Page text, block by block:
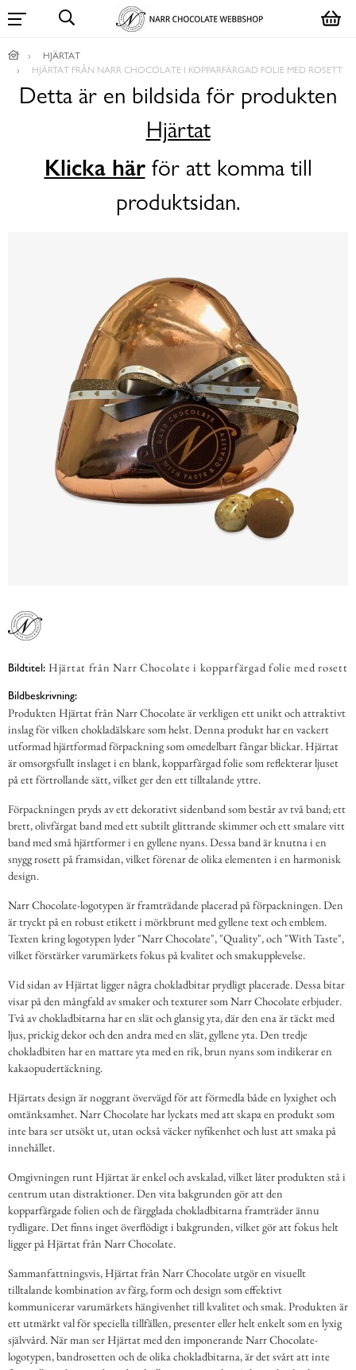
HJÄRTAT
HJÄRTAT FRÅN NARR CHOCOLATE I KOPPARFÄRGAD FOLIE MED ROSETT
Detta är en bildsida för produkten
Hjärtat
Klicka härför att komma till
produktsidan.
Bildtitel: Hjärtat från Narr Chocolate i kopparfärgad folie med rosett
Bildbeskrivning:
Produkten Hjärtat från Narr Chocolate är verkligen ett unikt och attraktivt
inslag för vilken chokladälskare som helst. Denna produkt har en vackert
utformad hjärtformad förpackning som omedelbart fångar blickar. Hjärtat
är omsorgsfullt inslaget i en blank, kopparfärgad folie som reflekterar ljuset
på ett förtrollande sätt, vilket ger den ett tilltalande yttre.
Förpackningen pryds av ett dekorativt sidenband som består av två band; ett
brett, olivfärgat band med ett subtilt glittrande skimmer och ett smalare vitt
band med små hjärtformer i en gyllene nyans. Dessa band är knutna i en
snygg rosett på framsidan, vilket förenar de olika elementen i en harmonisk
design.
Narr Chocolate-logotypen är framträdande placerad på förpackningen. Den
är tryckt på en robust etikett i mörkbrunt med gyllene text och emblem.
Texten kring logotypen lyder "Narr Chocolate", "Quality", och "With Taste",
vilket förstärker varumärkets fokus på kvalitet och smakupplevelse.
Vid sidan av Hjärtat ligger några chokladbitar prydligt placerade. Dessa bitar
visar på den mångfald av smaker och texturer som Narr Chocolate erbjuder.
Två av chokladbitarna har en slät och glansig yta, där den ena är täckt med
ljus, prickig dekor och den andra med en slät, gyllene yta. Den tredje
chokladbiten har en mattare yta med en rik, brun nyans som indikerar en
kakaopudertäckning.
Hjärtats design är noggrant övervägd för att förmedla både en lyxighet och
omtänksamhet. Narr Chocolate har lyckats med att skapa en produkt som
inte bara ser utsökt ut, utan också väcker nyfikenhet och lust att smaka på
innehållet.
Omgivningen runt Hjärtat är enkel och avskalad, vilket låter produkten stå i
centrum utan distraktioner. Den vita bakgrunden gör att den
kopparfärgade folien och de färgglada chokladbitarna framträder ännu
tydligare. Det finns inget överflödigt i bakgrunden, vilket gör att fokus helt
ligger på Hjärtat från Narr Chocolate.
Sammanfattningsvis, Hjärtat från Narr Chocolate utgör en visuellt
tilltalande kombination av färg, form och design som effektivt
kommunicerar varumärkets hängivenhet till kvalitet och smak. Produkten är
ett utmärkt val för speciella tillfällen, presenter eller helt enkelt som en lyxig
självvård. När man ser Hjärtat med den imponerande Narr Chocolate-
logotypen, bandrosetten och de olika chokladbitarna, är det svårt att inte